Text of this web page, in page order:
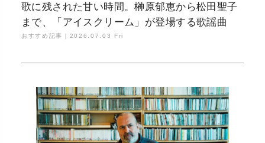
歌に残された甘い時間。榊原郁恵から松田聖子
まで、「アイスクリーム」が登場する歌謡曲
おすすめ記事｜ 2026.07.03 Fri